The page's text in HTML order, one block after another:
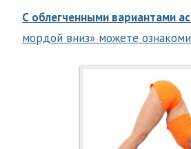
С облегченными вариантами
мордой вниз» можете